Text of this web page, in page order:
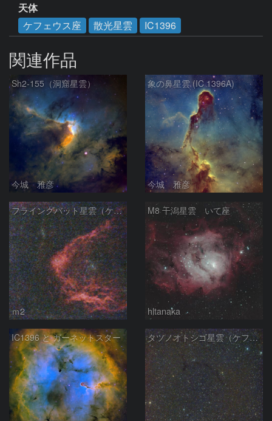
天体
ケフェウス座
散光星雲 IC1396
関連作品
Sh2-155（洞窟星雲）
今城 雅彦
象の鼻星雲 (IC 1396A)
今城 雅彦
フライングバット星雲（ケフェウス座）
ｍ2
M8 干潟星雲 いて座
hltanaka
IC1396 と ガーネットスター タツノオトシゴ星雲（ケフェウス座）